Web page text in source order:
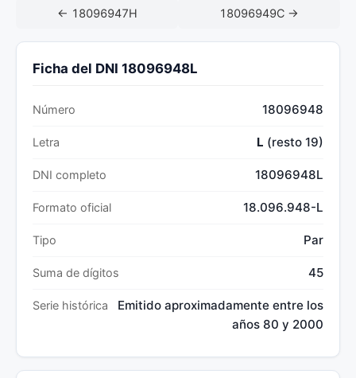
← 18096947H 18096949C →
Ficha del DNI 18096948L
Número 18096948
Letra L (resto 19)
DNI completo 18096948L
Formato oficial 18.096.948-L
Tipo Par
Suma de dígitos 45
Serie histórica
Emitido aproximadamente entre los
años 80 y 2000